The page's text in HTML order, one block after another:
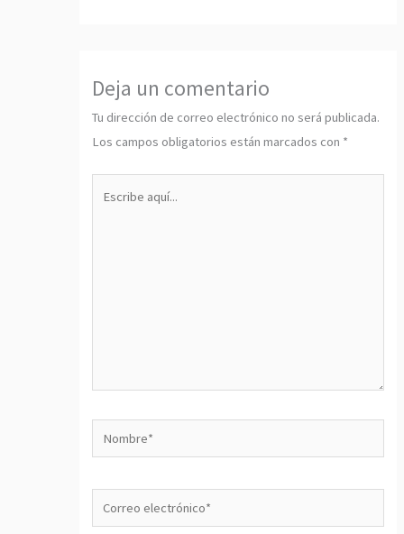
Deja un comentario
Tu dirección de correo electrónico no será publicada.
Los campos obligatorios están marcados con *
Nombre*
electrónico*